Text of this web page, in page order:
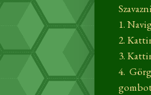
1.
2.
3.
4.